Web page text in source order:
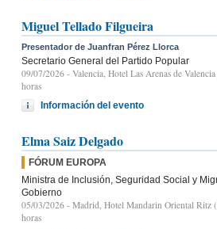
Miguel Tellado Filgueira
Presentador de Juanfran Pérez Llorca
Secretario General del Partido Popular
09/07/2026 - Valencia, Hotel Las Arenas de
horas
Información del evento
Elma Saiz Delgado
FÓRUM EUROPA
Ministra de Inclusión, Seguridad Social y
Gobierno
05/03/2026 - Madrid, Hotel Mandarin Oriental Ritz
horas